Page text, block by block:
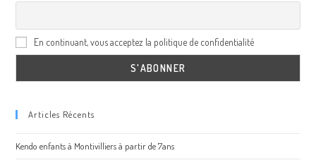
En continuant, vous acceptez la politique de confidentialité
Articles Récents
Kendo enfants à Montivilliers à partir de 7ans